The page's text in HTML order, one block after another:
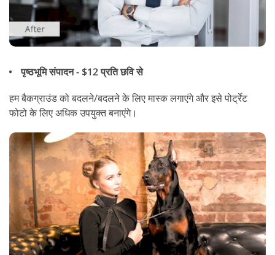
पृष्ठभूमि संपादन - $12 प्रति छवि से
हम बैकग्राउंड को बदलने/बदलने के लिए मास्क लगाएंगे और इसे पोर्ट्रेट
फोटो के लिए अधिक उपयुक्त बनाएंगे।